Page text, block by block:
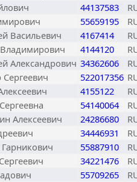
44137583
55659195
Васильевич 4167414
4144120
Александрович 34362606
522017356
4155122
54140064
Алексеевич 24286680
34446931
55887910
34221476
55709265